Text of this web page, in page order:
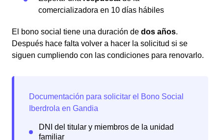
comercializadora en 10 días hábiles
El bono social tiene una duración de dos años.
Después hace falta volver a hacer la solicitud si se
siguen cumpliendo con las condiciones para renovarlo.